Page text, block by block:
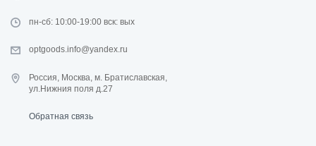
пн-сб: 10:00-19:00 вск: вых
optgoods.info@yandex.ru
Россия, Москва, м. Братиславская,
ул.Нижния поля д.27
Обратная связь